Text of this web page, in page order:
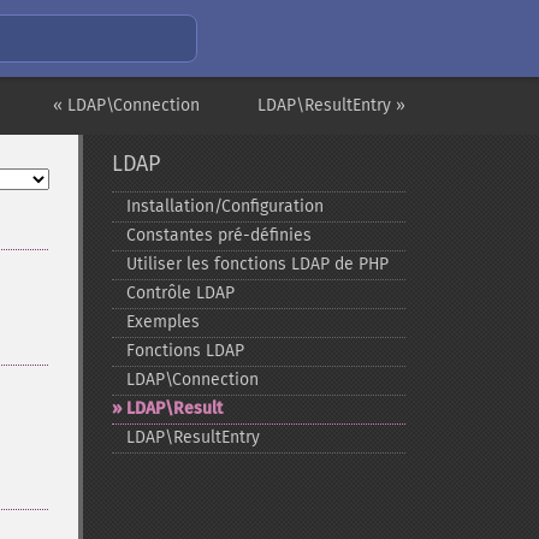
LDAP\ResultEntry »
« LDAP\Connection
LDAP
Installation/Configuration
Constantes pré-​définies
Utiliser les fonctions LDAP de PHP
Contrôle LDAP
Exemples
Fonctions LDAP
LDAP\Connection
LDAP\Result
LDAP\ResultEntry